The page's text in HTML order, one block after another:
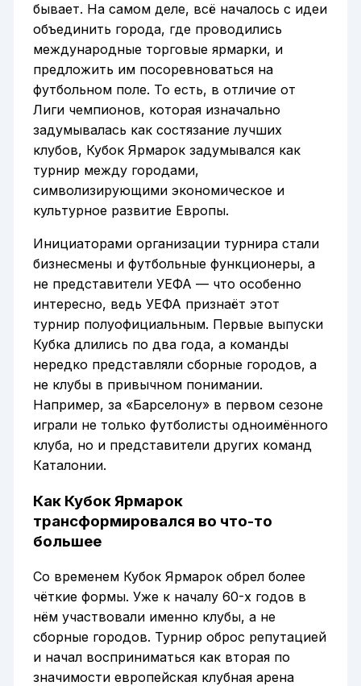
бывает. На самом деле, всё началось с идеи
объединить города, где проводились
международные торговые ярмарки, и
предложить им посоревноваться на
футбольном поле. То есть, в отличие от
Лиги чемпионов, которая изначально
задумывалась как состязание лучших
клубов, Кубок Ярмарок задумывался как
турнир между городами,
символизирующими экономическое и
культурное развитие Европы.
Инициаторами организации турнира стали
бизнесмены и футбольные функционеры, а
не представители УЕФА — что особенно
интересно, ведь УЕФА признаёт этот
турнир полуофициальным. Первые выпуски
Кубка длились по два года, а команды
нередко представляли сборные городов, а
не клубы в привычном понимании.
Например, за «Барселону» в первом сезоне
играли не только футболисты одноимённого
клуба, но и представители других команд
Каталонии.
Как Кубок Ярмарок
трансформировался во что-то
большее
Со временем Кубок Ярмарок обрел более
чёткие формы. Уже к началу 60-х годов в
нём участвовали именно клубы, а не
сборные городов. Турнир оброс репутацией
и начал восприниматься как вторая по
значимости европейская клубная арена